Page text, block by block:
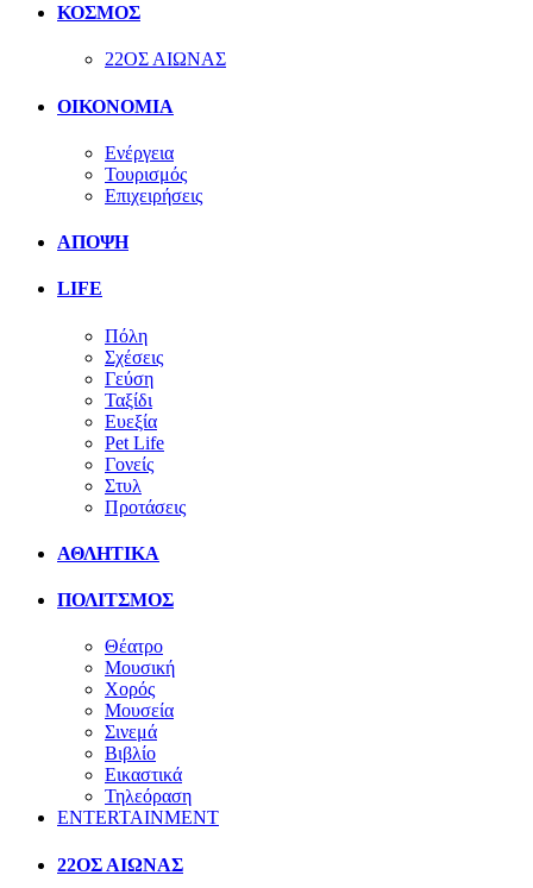
ΚΟΣΜΟΣ
22ΟΣ ΑΙΩΝΑΣ
ΟΙΚΟΝΟΜΙΑ
Ενέργεια
Τουρισμός
Επιχειρήσεις
ΑΠΟΨΗ
LIFE
Πόλη
Σχέσεις
Γεύση
Ταξίδι
Ευεξία
Pet Life
Γονείς
Στυλ
Προτάσεις
ΑΘΛΗΤΙΚΑ
ΠΟΛΙΤΣΜΟΣ
Θέατρο
Μουσική
Χορός
Μουσεία
Σινεμά
Βιβλίο
Εικαστικά
Τηλεόραση
ENTERTAINMENT
22ΟΣ ΑΙΩΝΑΣ